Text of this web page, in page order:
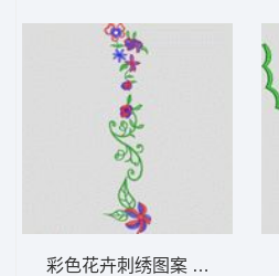
彩色花卉刺绣图案 大花样